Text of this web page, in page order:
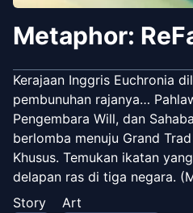
Metaphor:
Kerajaan Inggris Euchronia
pembunuhan rajanya…
Pengembara Will, dan
berlomba menuju Grand
Khusus. Temukan ikatan
delapan ras di tiga negara.
pada [permainan pemenang
Story
Art